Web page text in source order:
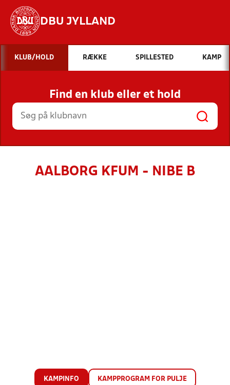
DBU JYLLAND
Hvad vil du søge efter?
INDHOLD OG NYHEDER
STILLINGER, RESULTATER, KLUBBER OG
HOLD
KLUB/HOLD RÆKKE SPILLESTED KAMP
Find en klub eller et hold
AALBORG KFUM - NIBE B
KAMPINFO KAMPPROGRAM FOR PULJE